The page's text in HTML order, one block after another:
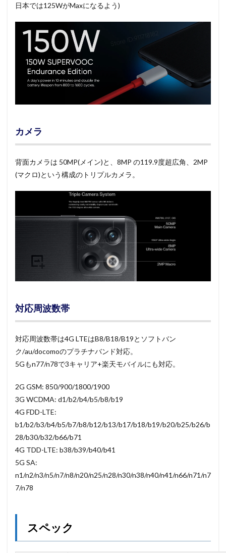
日本では125WがMaxになるよう)
カメラ
背面カメラは 50MP(メイン)と、8MP の119.9度超広角、2MP
(マクロ)という構成のトリプルカメラ。
対応周波数帯
対応周波数帯は4G LTEはB8/B18/B19とソフトバン
ク/au/docomoのプラチナバンド対応。
5Gもn77/n78で3キャリア+楽天モバイルにも対応。
2G GSM: 850/900/1800/1900
3G WCDMA: d1/b2/b4/b5/b8/b19
4G FDD-LTE:
b1/b2/b3/b4/b5/b7/b8/b12/b13/b17/b18/b19/b20/b25/b26/b
28/b30/b32/b66/b71
4G TDD-LTE: b38/b39/b40/b41
5G SA:
n1/n2/n3/n5/n7/n8/n20/n25/n28/n30/n38/n40/n41/n66/n71/n7
7/n78
スペック